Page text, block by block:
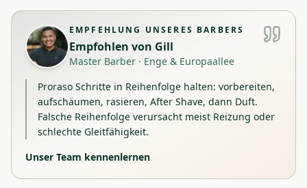
EMPFEHLUNG UNSERES BARBERS
Empfohlen von Gill
Master Barber · Enge & Europaallee
Proraso Schritte in Reihenfolge halten: vorbereiten,
aufschäumen, rasieren, After Shave, dann Duft.
Falsche Reihenfolge verursacht meist Reizung oder
schlechte Gleitfähigkeit.
Unser Team kennenlernen